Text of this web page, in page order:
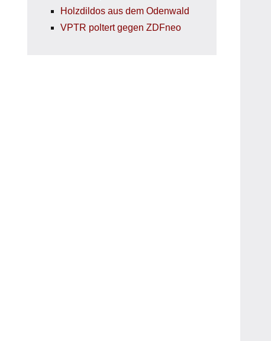
Holzdildos aus dem Odenwald
VPTR poltert gegen ZDFneo